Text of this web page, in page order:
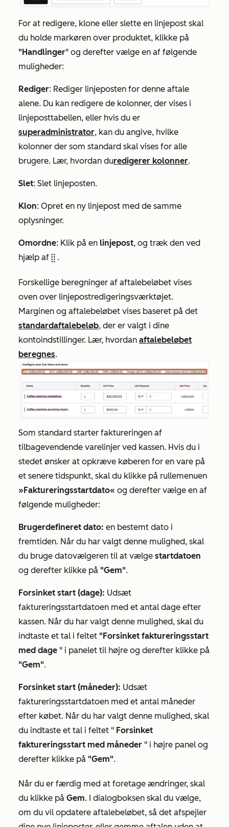
For at redigere, klone eller slette en linjepost skal
du holde markøren over produktet, klikke på
"Handlinger" og derefter vælge en af følgende
muligheder:
Rediger: Rediger linjeposten for denne aftale
alene. Du kan redigere de kolonner, der vises i
linjeposttabellen, eller hvis du er
superadministrator, kan du angive, hvilke
kolonner der som standard skal vises for alle
brugere. Lær, hvordan duredigerer kolonner.
Slet: Slet linjeposten.
Klon: Opret en ny linjepost med de samme
oplysninger.
Omordne: Klik på en linjepost, og træk den ved
hjælp af dragHandle .
Forskellige beregninger af aftalebeløbet vises
oven over linjepostredigeringsværktøjet.
Marginen og aftalebeløbet vises baseret på det
standardaftalebeløb, der er valgt i dine
kontoindstillinger. Lær, hvordan aftalebeløbet
beregnes.
Som standard starter faktureringen af
tilbagevendende varelinjer ved kassen. Hvis du i
stedet ønsker at opkræve køberen for en vare på
et senere tidspunkt, skal du klikke på rullemenuen
»Faktureringsstartdato« og derefter vælge en af
følgende muligheder:
Brugerdefineret dato: en bestemt dato i
fremtiden. Når du har valgt denne mulighed, skal
du bruge datovælgeren til at vælge startdatoen
og derefter klikke på "Gem".
Forsinket start (dage): Udsæt
faktureringsstartdatoen med et antal dage efter
kassen. Når du har valgt denne mulighed, skal du
indtaste et tal i feltet "Forsinket faktureringsstart
med dage " i panelet til højre og derefter klikke på
"Gem".
Forsinket start (måneder): Udsæt
faktureringsstartdatoen med et antal måneder
efter købet. Når du har valgt denne mulighed, skal
du indtaste et tal i feltet " Forsinket
faktureringsstart med måneder " i højre panel og
derefter klikke på "Gem".
Når du er færdig med at foretage ændringer, skal
du klikke på Gem. I dialogboksen skal du vælge,
om du vil opdatere aftalebeløbet, så det afspejler